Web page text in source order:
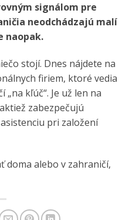
signálom pre
neodchádzajú malí
naopak.
stojí. Dnes nájdete na
firiem, ktoré vedia
kľúč“. Je už len na
zabezpečujú
pri založení
doma alebo v zahraničí,